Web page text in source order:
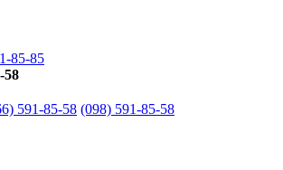
85-85
58
591-85-58 (098) 591-85-58